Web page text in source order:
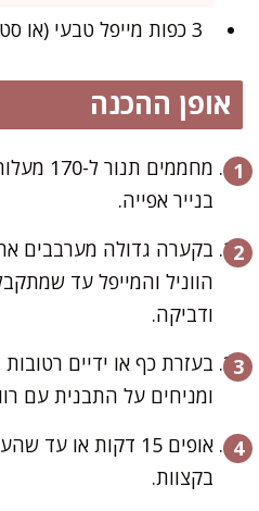
3 כפות מייפל טבעי (או סטיביה נוזלית – לפי הטעם)
אופן ההכנה
מחממים
בנייר אפייה.
בקערה גדולה מערבבים
הווניל והמייפל עד
ודביקה.
בעזרת כף או ידיים רטובות
ומניחים על התבנית עם
אופים 15 דקות או
בקצוות.